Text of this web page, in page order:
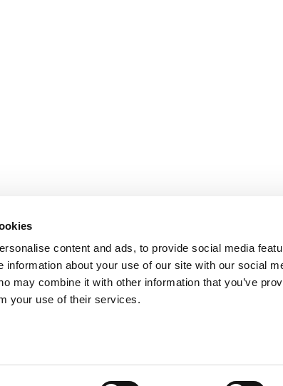
content and ads, to provide social media
information about your use of our site with our social
may combine it with other information that you’ve
your use of their services.